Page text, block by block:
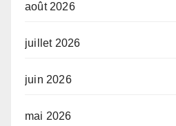
août 2026
juillet 2026
juin 2026
mai 2026